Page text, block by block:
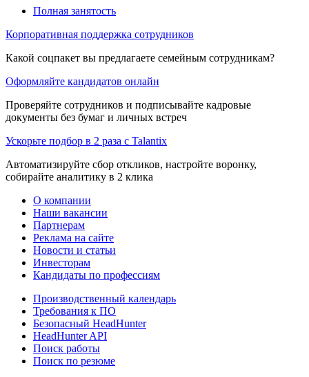
Полная занятость
Корпоративная поддержка сотрудников
Какой соцпакет вы предлагаете семейным сотрудникам?
Оформляйте кандидатов онлайн
Проверяйте сотрудников и подписывайте кадровые
документы без бумаг и личных встреч
Ускорьте подбор в 2 раза с Talantix
Автоматизируйте сбор откликов, настройте воронку,
собирайте аналитику в 2 клика
О компании
Наши вакансии
Партнерам
Реклама на сайте
Новости и статьи
Инвесторам
Кандидаты по профессиям
Производственный календарь
Требования к ПО
Безопасный HeadHunter
HeadHunter API
Поиск работы
Поиск по резюме